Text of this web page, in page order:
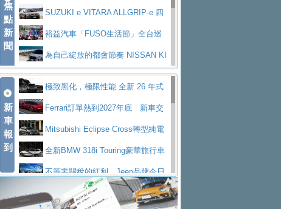
焦
點
新
聞
V PrestigeSUZUKI e VITARA ALLGRIP-e 四
驅精神的純電新詮釋
裕益汽車「FUSO生活節」全台巡
迴 結合生活體驗、交通安全與購車優惠
為自己綻放的都會節奏 NISSAN KI
CKS SAKURA為品味獨具層峰買家打造的頂級座
駕，MAZDA CX-90 33T AWD Premium Ca
ptain Seat
EV
技的座駕! Ford Territory中型油電休旅
SO Super Great今日在台登場，結合先進安
ntis四品牌經銷權，全新多品牌旗艦展示中
心開幕啟用
屏東特搜大隊再添新利器 SITRAK
救助器材車買氣不衰、SUZUKI經銷商勇於開啟
新
車
報
到
極致黑化，極限性能 全新 26 年式
DEFENDER OCTA BLACK 限量登台
Ferrari訂單熱到2027年底 新車交
付至少得等一年以上
Mitsubishi Eclipse Cross轉型純電
休旅 87kWh電池續航超過600公里
全新BMW 318i Touring豪華旅行車
全台限量200台 進化現型
不等零關稅的紅利，Jeep品牌今日
起展開首批車交車
Volvo EX60 即將叩關，靜肅性、底